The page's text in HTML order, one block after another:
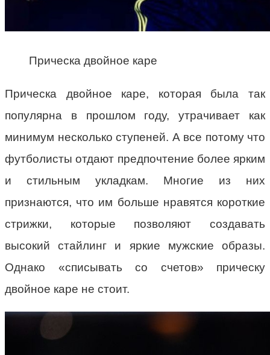
Прическа двойное каре
Прическа двойное каре, которая была так
популярна в прошлом году, утрачивает как
минимум несколько ступеней. А все потому что
футболисты отдают предпочтение более ярким
и стильным укладкам. Многие из них
признаются, что им больше нравятся короткие
стрижки, которые позволяют создавать
высокий стайлинг и яркие мужские образы.
Однако «списывать со счетов» прическу
двойное каре не стоит.